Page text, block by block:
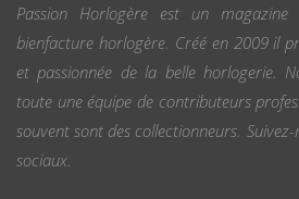
Passion Horlogère est un
bienfacture horlogère. Créé en 2009 il
et passionnée de la belle horlogerie.
toute une équipe de contributeurs
souvent sont des collectionneurs.
sociaux.